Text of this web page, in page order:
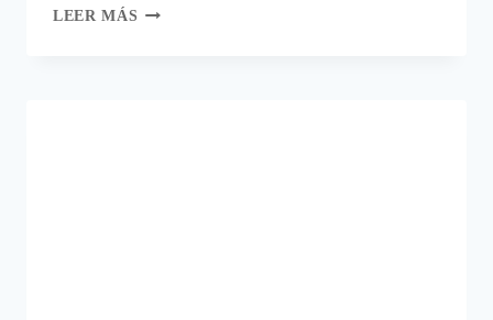
LEER MÁS FIGURAS